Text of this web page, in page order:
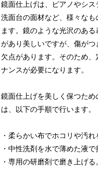
鏡面仕上げは、ピアノやシス
洗面台の面材など、様々なも
ます。鏡のような光沢のあ
があり美しいですが、傷がつ
欠点があります。そのため、
ナンスが必要になります。
鏡面仕上げを美しく保つため
は、以下の手順で行います。
・柔らかい布でホコリや汚れ
・中性洗剤を水で薄めた液で
・専用の研磨剤で磨き上げる